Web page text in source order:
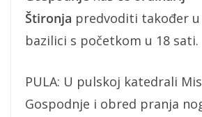
Štironja predvoditi također
bazilici s početkom u 18 sati.
PULA: U pulskoj katedrali
Gospodnje i obred pranja